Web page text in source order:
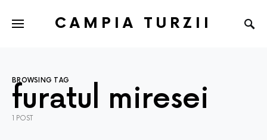
CAMPIA TURZII
BROWSING TAG
furatul miresei
1 POST